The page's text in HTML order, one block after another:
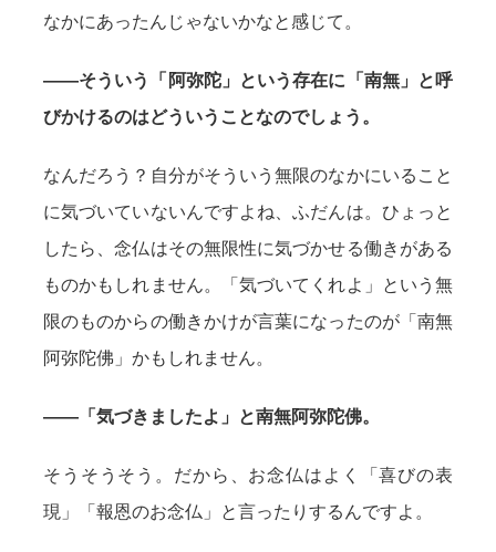
なかにあったんじゃないかなと感じて。
——そういう「阿弥陀」という存在に「南無」と呼
びかけるのはどういうことなのでしょう。
なんだろう？自分がそういう無限のなかにいること
に気づいていないんですよね、ふだんは。ひょっと
したら、念仏はその無限性に気づかせる働きがある
ものかもしれません。「気づいてくれよ」という無
限のものからの働きかけが言葉になったのが「南無
阿弥陀佛」かもしれません。
——「気づきましたよ」と南無阿弥陀佛。
そうそうそう。だから、お念仏はよく「喜びの表
現」「報恩のお念仏」と言ったりするんですよ。